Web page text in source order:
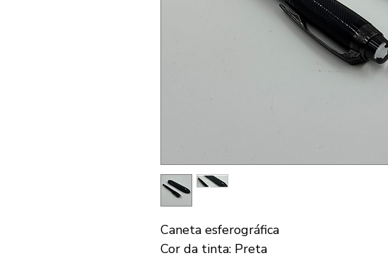
Caneta esferográfica
Cor da tinta: Preta